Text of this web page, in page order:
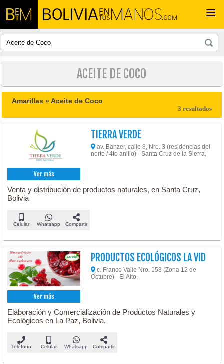
ACEITE DE COCO
Amarillas »Aceite de Coco
3 resultados
Ver más
TIERRA VERDE
av. Banzer, calle 8, Nro. 3 (residencias del
norte / 4to anillo) - Santa Cruz de la Sierra,
Venta y distribución de productos naturales, en Santa Cruz,
Bolivia
Celular Whatsapp Compartir
Ver más
PRODUCTOS ECOLÓGICOS LA VID
c. Franco Valle Nro. 158 (Zona 12 de
Octubre) - El Alto,
Elaboración y Comercialización de Productos Naturales y
Ecológicos en La Paz, Bolivia.
Teléfono Celular Whatsapp Compartir